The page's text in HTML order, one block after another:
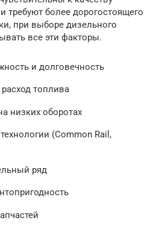
требуют более дорогостоящего
при выборе дизельного
все эти факторы.
и долговечность
топлива
низких оборотах
(Common Rail,
ряд